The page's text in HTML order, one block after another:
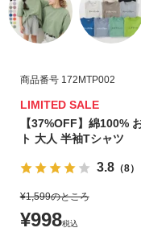
探
カ
テ
ゴ
リ
ら
探
す
商品番号 172MTP002
LIMITED SALE
【37%OFF】綿100%
ト 大人 半袖Tシャツ
3.8（8）
¥1,599のところ
¥998税込